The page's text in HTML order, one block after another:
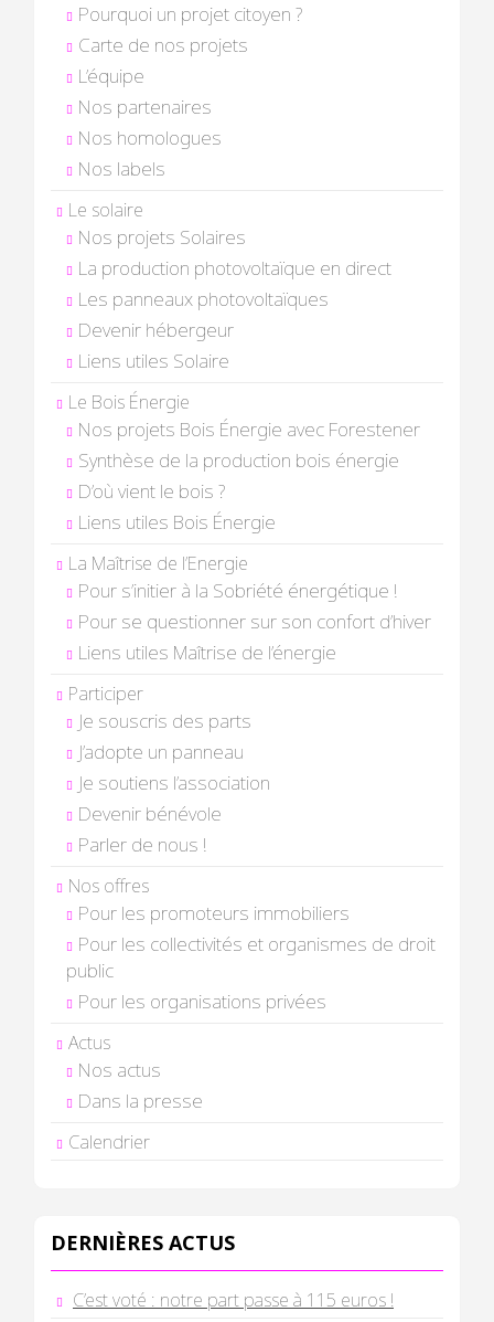
Pourquoi un projet citoyen ?
Carte de nos projets
L’équipe
Nos partenaires
Nos homologues
Nos labels
Le solaire
Nos projets Solaires
La production photovoltaïque en direct
Les panneaux photovoltaïques
Devenir hébergeur
Liens utiles Solaire
Le Bois Énergie
Nos projets Bois Énergie avec Forestener
Synthèse de la production bois énergie
D’où vient le bois ?
Liens utiles Bois Énergie
La Maîtrise de l’Energie
Pour s’initier à la Sobriété énergétique !
Pour se questionner sur son confort d’hiver
Liens utiles Maîtrise de l’énergie
Participer
Je souscris des parts
J’adopte un panneau
Je soutiens l’association
Devenir bénévole
Parler de nous !
Nos offres
Pour les promoteurs immobiliers
Pour les collectivités et organismes de droit
public
Pour les organisations privées
Actus
Nos actus
Dans la presse
Calendrier
DERNIÈRES ACTUS
C’est voté : notre part passe à 115 euros !